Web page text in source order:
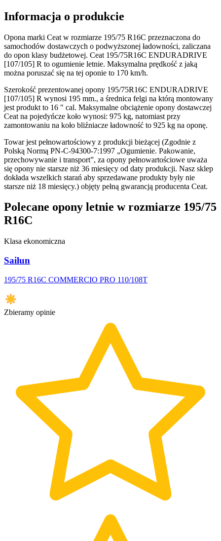
Informacja o produkcie
Opona marki Ceat w rozmiarze 195/75 R16C przeznaczona do
samochodów dostawczych o podwyższonej ładowności, zaliczana
do opon klasy budżetowej. Ceat 195/75R16C ENDURADRIVE
[107/105] R to ogumienie letnie. Maksymalna prędkość z jaką
można poruszać się na tej oponie to 170 km/h.
Szerokość prezentowanej opony 195/75R16C ENDURADRIVE
[107/105] R wynosi 195 mm., a średnica felgi na którą montowany
jest produkt to 16 " cal. Maksymalne obciążenie opony dostawczej
Ceat na pojedyńcze koło wynosi: 975 kg, natomiast przy
zamontowaniu na koło bliźniacze ładowność to 925 kg na oponę.
Towar jest pełnowartościowy z produkcji bieżącej (Zgodnie z
Polską Normą PN-C-94300-7:1997 „Ogumienie. Pakowanie,
przechowywanie i transport”, za opony pełnowartościowe uważa
się opony nie starsze niż 36 miesięcy od daty produkcji. Nasz sklep
dokłada wszelkich starań aby sprzedawane produkty były nie
starsze niż 18 miesięcy.) objęty pełną gwarancją producenta Ceat.
Polecane opony letnie w rozmiarze 195/75
R16C
Klasa ekonomiczna
Sailun
195/75 R16C COMMERCIO PRO 110/108T
Zbieramy opinie